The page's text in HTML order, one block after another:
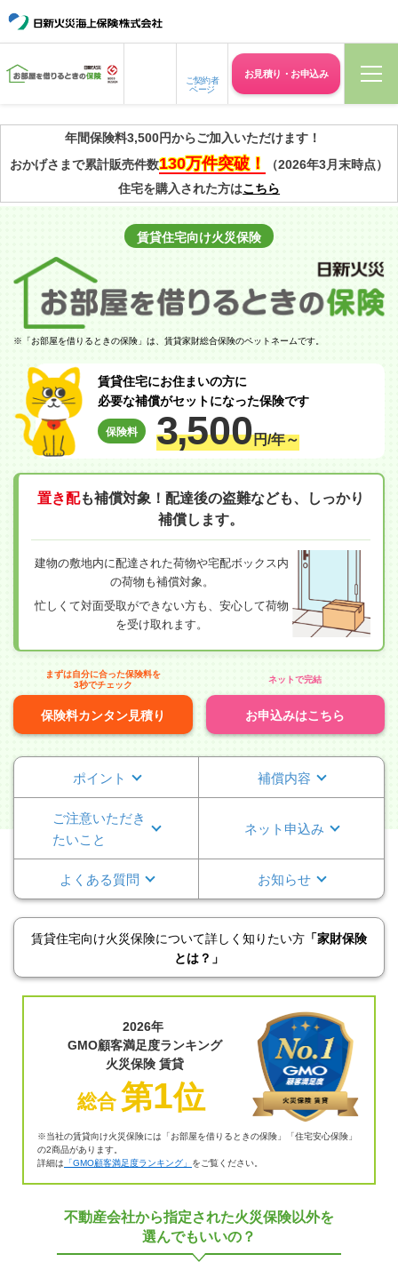
ご契約者
ページ
お見積り・ お申込み
年間保険料3,500円からご加入いただけます！
おかげさまで累計販売件数130万件突破！
（2026年3月末時点）
住宅を購入された方はこちら
賃貸住宅向け火災保険
※ 「お部屋を借りるときの保険」は、賃貸家財総合保険のペットネームです。
賃貸住宅にお住まいの方に
必要な補償がセットになった保険です
保険料 3,500円/年～
置き配も補償対象！配達後の盗難なども、しっかり
補償します。
建物の敷地内に配達された荷物や宅配ボックス内
の荷物も補償対象。
忙しくて対面受取ができない方も、安心して荷物
を受け取れます。
まずは自分に合った保険料を
3秒でチェック
保険料カンタン見積り
ネットで完結
お申込みはこちら
ポイント 補償内容
ご注意いただき
たいこと
ネット申込み
よくある質問 お知らせ
賃貸住宅向け火災保険について詳しく知りたい方 「家財保険
とは？」
2026年
GMO顧客満足度ランキング
火災保険 賃貸
総合 第1位
※当社の賃貸向け火災保険には「お部屋を借りるときの保険」「住宅安心保険」
の2商品があります。
詳細は 「GMO顧客満足度ランキング」 をご覧ください。
不動産会社から指定された火災保険以外を
選んでもいいの？